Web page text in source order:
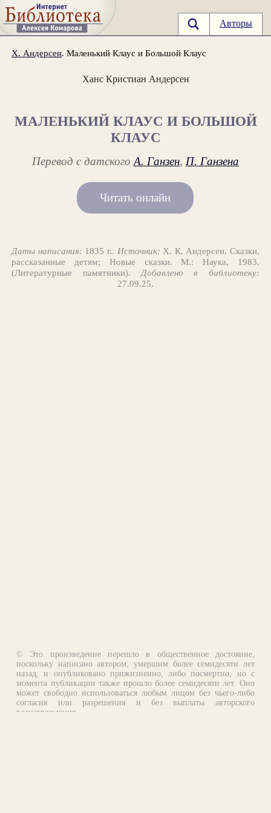
Авторы
Х. Андерсен. Маленький Клаус и Большой Клаус
Ханс Кристиан Андерсен
МАЛЕНЬКИЙ КЛАУС И БОЛЬШОЙ
КЛАУС
Перевод c датскогоА. Ганзен, П. Ганзена
Читать онлайн
Даты написания: 1835 г.. Источник: Х. К. Андерсен. Сказки,
рассказанные детям; Новые сказки. М.: Наука, 1983.
(Литературные памятники). Добавлено в библиотеку:
27.09.25.
© Это произведение перешло в общественное достояние,
поскольку написано автором, умершим более семидесяти лет
назад, и опубликовано прижизненно, либо посмертно, но с
момента публикации также прошло более семидесяти лет. Оно
может свободно использоваться любым лицом без чьего-либо
согласия или разрешения и без выплаты авторского
вознаграждения.